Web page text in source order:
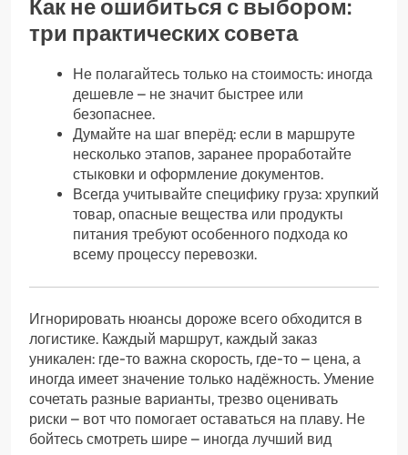
Как не ошибиться с выбором:
три практических совета
Не полагайтесь только на стоимость: иногда
дешевле – не значит быстрее или
безопаснее.
Думайте на шаг вперёд: если в маршруте
несколько этапов, заранее проработайте
стыковки и оформление документов.
Всегда учитывайте специфику груза: хрупкий
товар, опасные вещества или продукты
питания требуют особенного подхода ко
всему процессу перевозки.
Игнорировать нюансы дороже всего обходится в
логистике. Каждый маршрут, каждый заказ
уникален: где-то важна скорость, где-то – цена, а
иногда имеет значение только надёжность. Умение
сочетать разные варианты, трезво оценивать
риски – вот что помогает оставаться на плаву. Не
бойтесь смотреть шире – иногда лучший вид